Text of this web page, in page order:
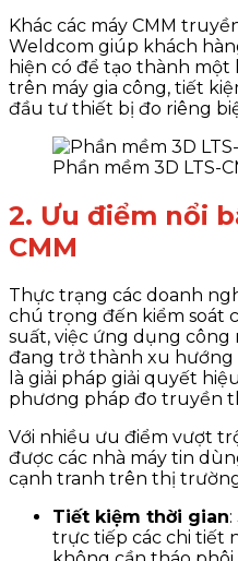
Khác các máy CMM
Weldcom giúp khách
hiện có để tạo thành
trên máy gia công, tiết
đầu tư thiết bị đo riêng
Phần mềm 3D LTS-
2. Ưu điểm nổi
CMM
Thực trạng các doanh
chú trọng đến kiểm soát
suất, việc ứng dụng
đang trở thành xu hướng
là giải pháp giải quyết
phương pháp đo truyền
Với nhiều ưu điểm vượt
được các nhà máy tin
cạnh tranh trên thị
Tiết kiệm thời gian
trực tiếp các chi tiết